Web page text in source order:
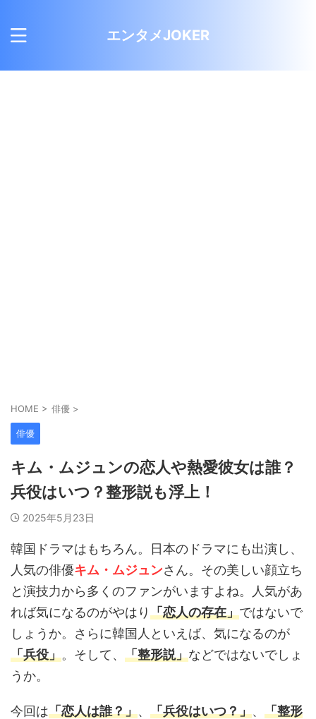
エンタメJOKER
HOME > 俳優 >
俳優
キム・ムジュンの恋人や熱愛彼女は誰？
兵役はいつ？整形説も浮上！
2025年5月23日
韓国ドラマはもちろん。日本のドラマにも出演し、
人気の俳優キム・ムジュンさん。その美しい顔立ち
と演技力から多くのファンがいますよね。人気があ
れば気になるのがやはり「恋人の存在」ではないで
しょうか。さらに韓国人といえば、気になるのが
「兵役」。そして、 「整形説」などではないでしょ
うか。
今回は「恋人は誰？」、 「兵役はいつ？」、 「整形